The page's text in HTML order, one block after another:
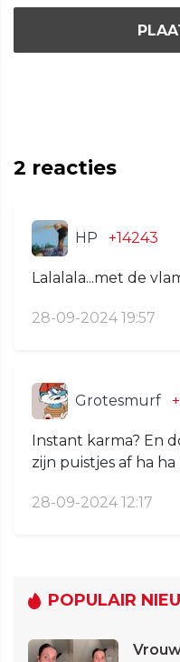
2 reacties
HP +14243
Lalalala...met de
28-09-2024 19:57
Grotesmurf
Instant karma? En
zijn puistjes af ha ha
28-09-2024 12:17
POPULAIR